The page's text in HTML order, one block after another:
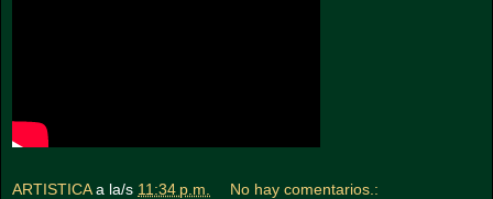
ARTISTICA a la/s 11:34 p.m. No hay comentarios.: